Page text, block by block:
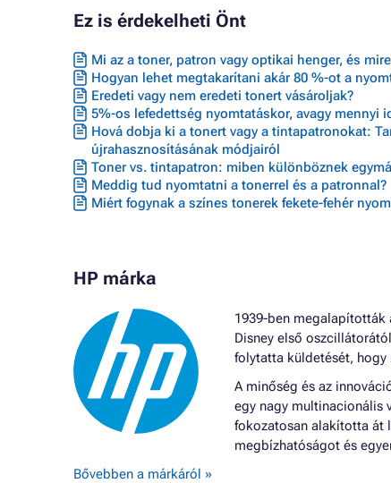
Ez is érdekelheti Önt
Mi az a toner, patron vagy optikai henger, és
Hogyan lehet megtakarítani akár 80 %-ot a
Eredeti vagy nem eredeti tonert vásároljak?
5%-os lefedettség nyomtatáskor, avagy mennyi
Hová dobja ki a tonert vagy a tintapatronokat:
újrahasznosításának módjairól
Toner vs. tintapatron: miben különböznek
Meddig tud nyomtatni a tonerrel és a patronnal?
Miért fogynak a színes tonerek fekete-fehér
HP márka
1939-ben megalapították
Disney első
folytatta küldetését,
A minőség és az
egy nagy multinacionális
fokozatosan alakította át
megbízhatóságot és
Bővebben a márkáról »